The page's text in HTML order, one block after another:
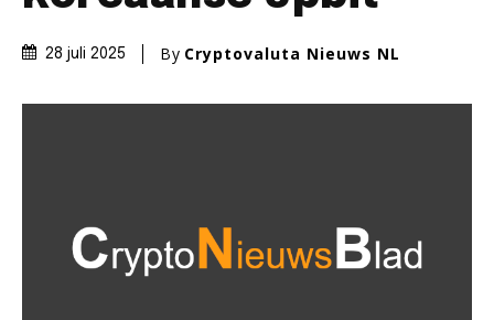
28 juli 2025 By Cryptovaluta Nieuws NL